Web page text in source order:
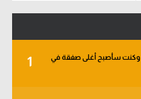
1
وكنت سأصبح أغلى صفقة في